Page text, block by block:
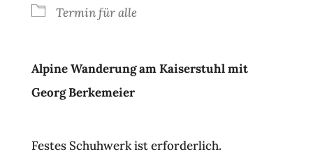
Termin für alle
Alpine Wanderung am Kaiserstuhl mit
Georg Berkemeier
Festes Schuhwerk ist erforderlich.